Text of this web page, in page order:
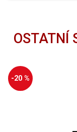
OSTATNÍ
-20 %